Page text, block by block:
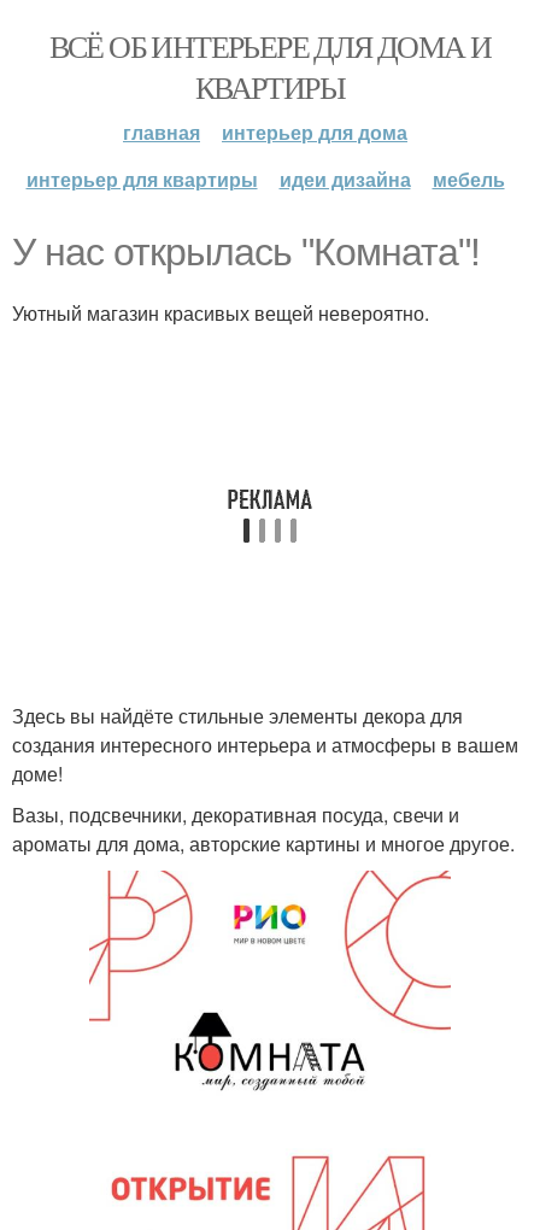
ВСЁ ОБ ИНТЕРЬЕРЕ ДЛЯ ДОМА И
КВАРТИРЫ
главная
интерьер для дома
интерьер для квартиры
идеи дизайна мебель
У нас открылась "Комната"!
Уютный магазин красивых вещей невероятно.
Здесь вы найдёте стильные элементы декора для
создания интересного интерьера и атмосферы в вашем
доме!
Вазы, подсвечники, декоративная посуда, свечи и
ароматы для дома, авторские картины и многое другое.